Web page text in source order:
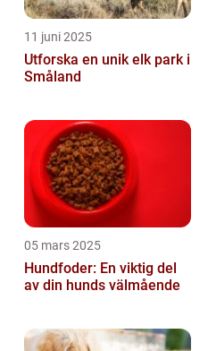
11 juni 2025
Utforska en unik elk park i
Småland
05 mars 2025
Hundfoder: En viktig del
av din hunds välmående